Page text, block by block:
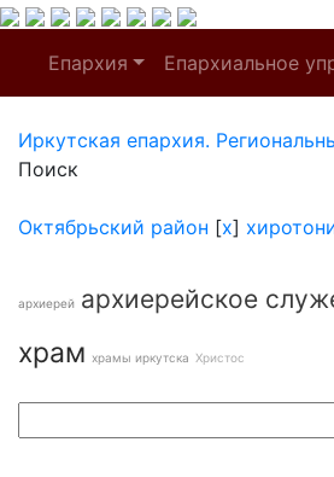
Епархия Епархиальное
Иркутская епархия.
Поиск
Октябрьский район [x]
архиерей архиерейское
храм храмы иркутска Христос